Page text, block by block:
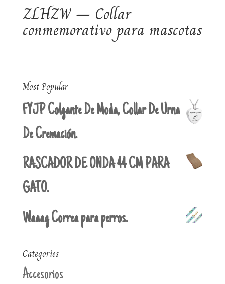
ZLHZW – Collar
conmemorativo para mascotas
Most Popular
FYJP Colgante De Moda, Collar De Urna
De Cremación.
RASCADOR DE ONDA 44 CM PARA
GATO.
Waaag Correa para perros.
Categories
Accesorios